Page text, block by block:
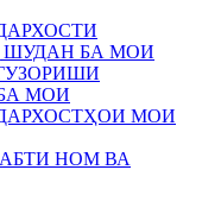
ШУДАН БА МОИ
МОИ
МОИ
НОМ ВА